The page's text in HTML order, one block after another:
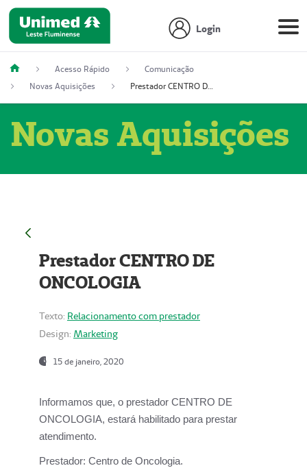
Login
Acesso Rápido
Comunicação
Novas Aquisições
Prestador CENTRO DE ONCOLOGIA
Novas Aquisições
Prestador CENTRO DE
ONCOLOGIA
Texto: Relacionamento com prestador
Design: Marketing
15 de janeiro, 2020
Informamos que, o prestador CENTRO DE
ONCOLOGIA, estará habilitado para prestar
atendimento.
Prestador: Centro de Oncologia.